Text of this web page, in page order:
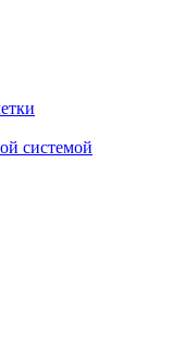
системой